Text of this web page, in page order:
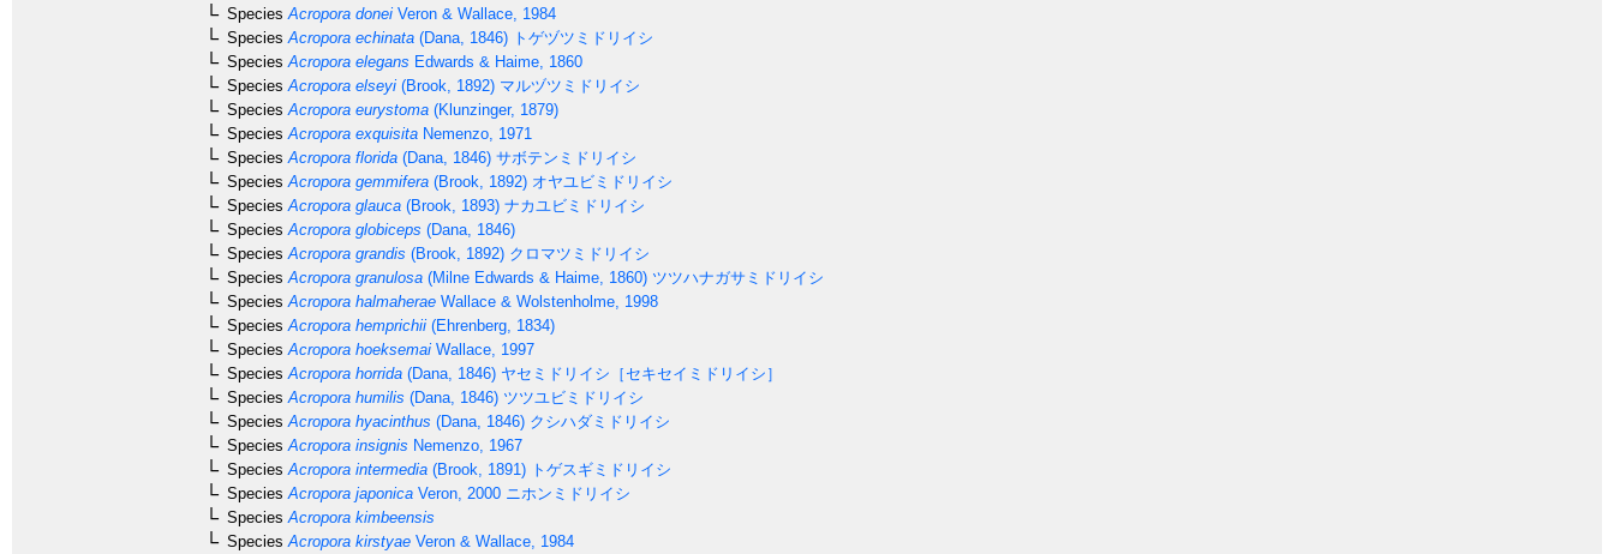
Species Acropora donei Veron & Wallace, 1984
Species Acropora echinata (Dana, 1846) トゲヅツミドリイシ
Species Acropora elegans Edwards & Haime, 1860
Species Acropora elseyi (Brook, 1892) マルヅツミドリイシ
Species Acropora eurystoma (Klunzinger, 1879)
Species Acropora exquisita Nemenzo, 1971
Species Acropora florida (Dana, 1846) サボテンミドリイシ
Species Acropora gemmifera (Brook, 1892) オヤユビミドリイシ
Species Acropora glauca (Brook, 1893) ナカユビミドリイシ
Species Acropora globiceps (Dana, 1846)
Species Acropora grandis (Brook, 1892) クロマツミドリイシ
Species Acropora granulosa (Milne Edwards & Haime, 1860) ツツハナガサミドリイシ
Species Acropora halmaherae Wallace & Wolstenholme, 1998
Species Acropora hemprichii (Ehrenberg, 1834)
Species Acropora hoeksemai Wallace, 1997
Species Acropora horrida (Dana, 1846) ヤセミドリイシ［セキセイミドリイシ］
Species Acropora humilis (Dana, 1846) ツツユビミドリイシ
Species Acropora hyacinthus (Dana, 1846) クシハダミドリイシ
Species Acropora insignis Nemenzo, 1967
Species Acropora intermedia (Brook, 1891) トゲスギミドリイシ
Species Acropora japonica Veron, 2000 ニホンミドリイシ
Species Acropora kimbeensis
Species Acropora kirstyae Veron & Wallace, 1984